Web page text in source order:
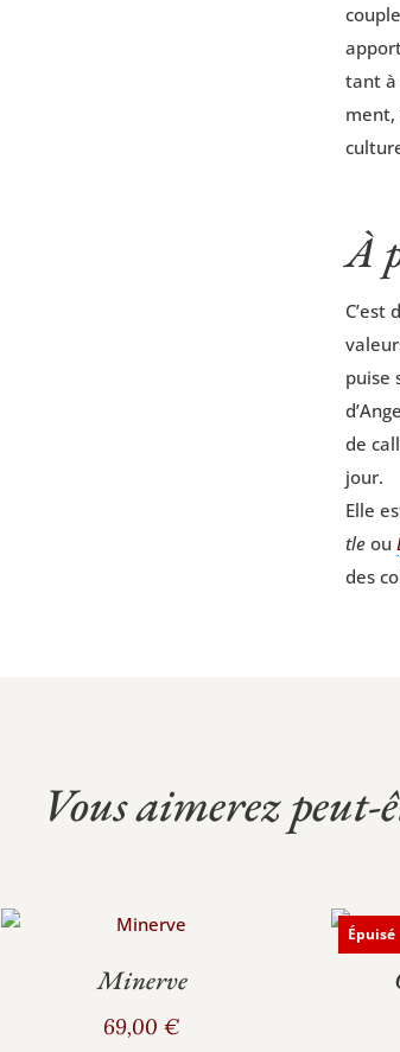
tant à
ment,
À
puise
de
jour.
Elle
tleou
des
Vous aimerez peut-
Minerve
69,00€
Épuisé